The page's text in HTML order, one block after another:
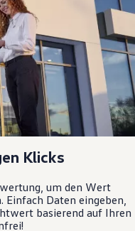
Klicks
um den Wert
Einfach Daten eingeben,
basierend auf Ihren